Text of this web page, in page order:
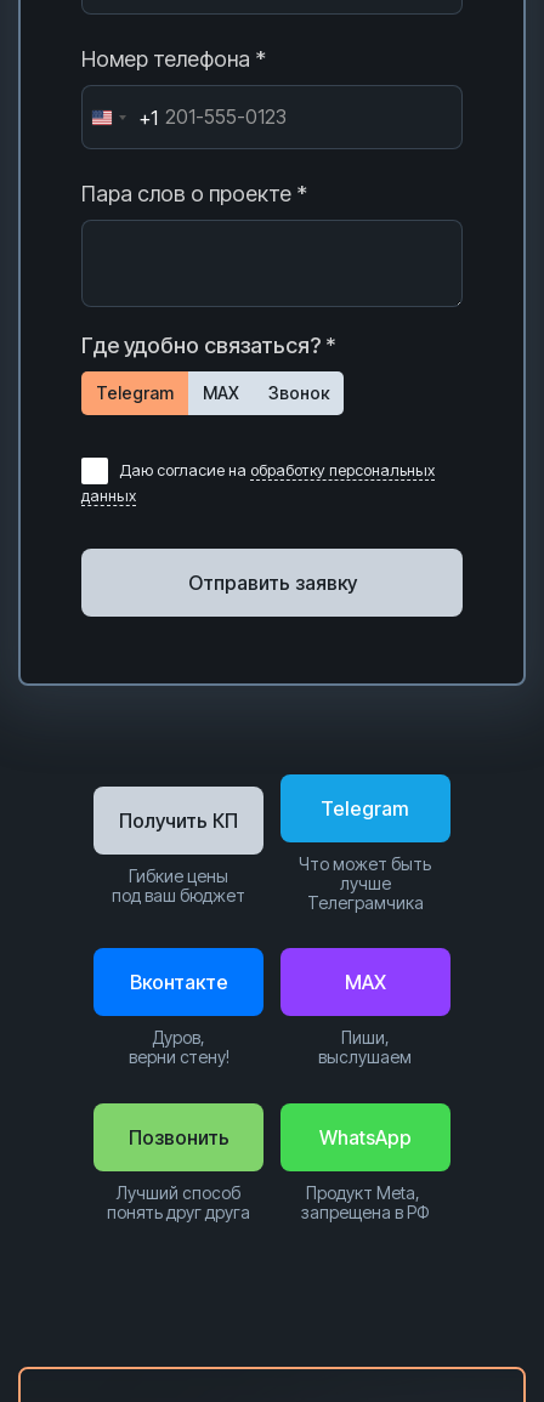
Номер телефона *
+1
Пара слов о проекте *
Где удобно связаться? *
Telegram MAX Звонок
Даю согласие на обработку персональных
данных
Отправить заявку
Позвонить
Лучший способ
понять друг друга
WhatsApp
Продукт Meta,
запрещена в РФ
Telegram
Что может быть
лучше
Телеграмчика
Вконтакте
Дуров,
верни стену!
Получить КП
Гибкие цены
под ваш бюджет
MAX
Пиши,
выслушаем